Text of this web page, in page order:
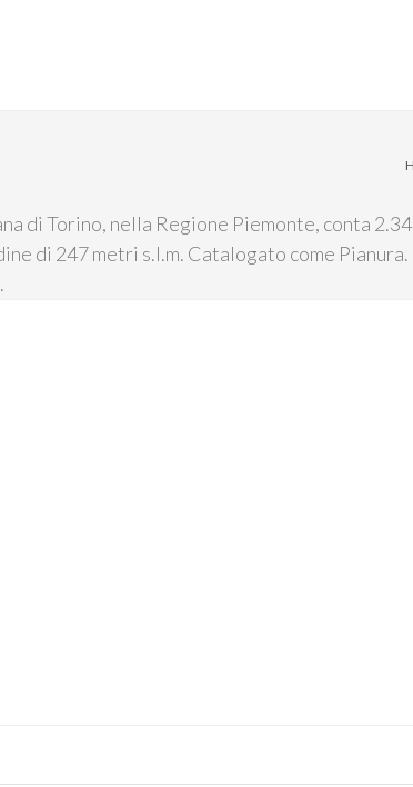
di Torino, nella Regione Piemonte, conta
di 247 metri s.l.m. Catalogato come Pianura.